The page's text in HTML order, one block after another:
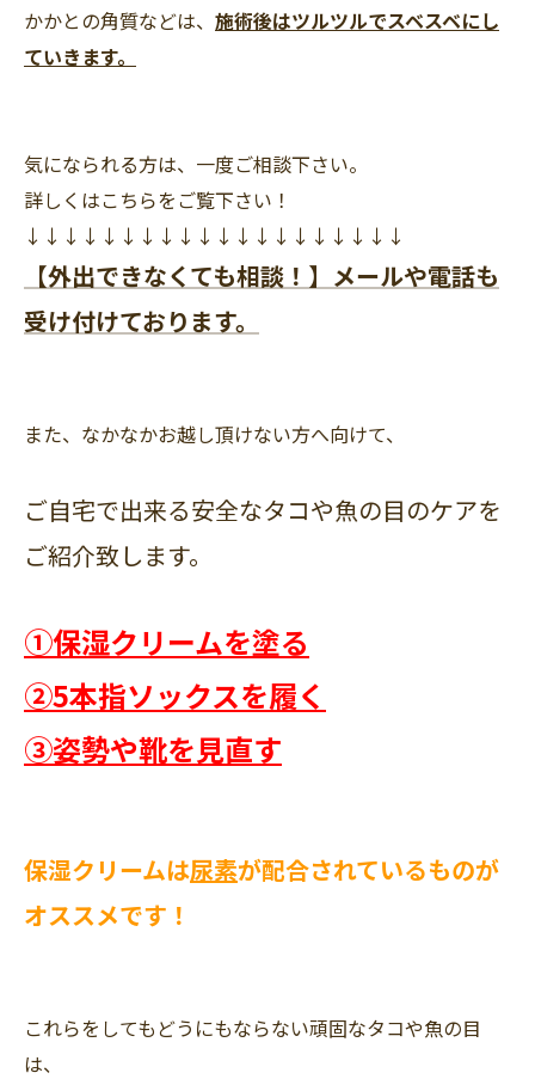
かかとの角質などは、 施術後はツルツルでスベスベにし
ていきます。
気になられる方は、一度ご相談下さい。
詳しくはこちらをご覧下さい！
↓↓↓↓↓↓↓↓↓↓↓↓↓↓↓↓↓↓↓↓
【外出できなくても相談！】メールや電話も
受け付けております。
また、なかなかお越し頂けない方へ向けて、
ご自宅で出来る安全なタコや魚の目のケアを
ご紹介致します。
①保湿クリームを塗る
②5本指ソックスを履く
③姿勢や靴を見直す
保湿クリームは尿素が配合されているものが
オススメです！
これらをしてもどうにもならない頑固なタコや魚の目
は、